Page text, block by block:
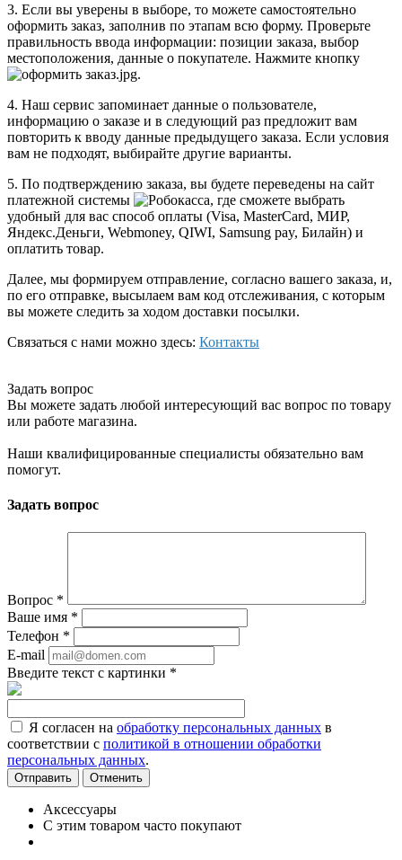
3. Если вы уверены в выборе, то можете самостоятельно
оформить заказ, заполнив по этапам всю форму. Проверьте
правильность ввода информации: позиции заказа, выбор
местоположения, данные о покупателе. Нажмите кнопку
.
4. Наш сервис запоминает данные о пользователе,
информацию о заказе и в следующий раз предложит вам
повторить к вводу данные предыдущего заказа. Если условия
вам не подходят, выбирайте другие варианты.
5. По подтверждению заказа, вы будете переведены на сайт
платежной системы
, где сможете выбрать
удобный для вас способ оплаты (Visa, MasterCard, МИР,
Яндекс.Деньги, Webmoney, QIWI, Samsung pay, Билайн) и
оплатить товар.
Далее, мы формируем отправление, согласно вашего заказа, и,
по его отправке, высылаем вам код отслеживания, с которым
вы можете следить за ходом доставки посылки.
Связаться с нами можно здесь: Контакты
Задать вопрос
Вы можете задать любой интересующий вас вопрос по товару
или работе магазина.
Наши квалифицированные специалисты обязательно вам
помогут.
Задать вопрос
Вопрос *
Ваше имя *
Телефон *
E-mail
Введите текст с картинки *
Я согласен на обработку персональных данных в
соответствии с политикой в отношении обработки
персональных данных.
Отменить
Аксессуары
С этим товаром часто покупают